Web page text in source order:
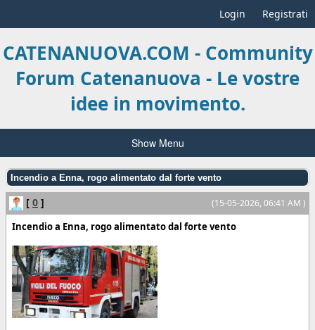
Login Registrati
CATENANUOVA.COM - Community
Forum Catenanuova - Le vostre
idee in movimento.
Show Menu
Incendio a Enna, rogo alimentato dal forte vento
(15-05-2026, 06:41 AM )
[ 0 ]
Incendio a Enna, rogo alimentato dal forte vento